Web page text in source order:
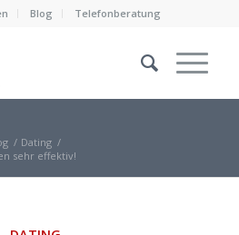
Blog Telefonberatung
/ Dating /
sehr effektiv!